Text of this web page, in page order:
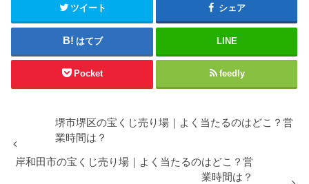
ツイート シェア
はてブ LINE
Pocket feedly
堺市堺区の宝くじ売り場｜よく当たるのはどこ？営
業時間は？
岸和田市の宝くじ売り場｜よく当たるのはどこ？営
業時間は？